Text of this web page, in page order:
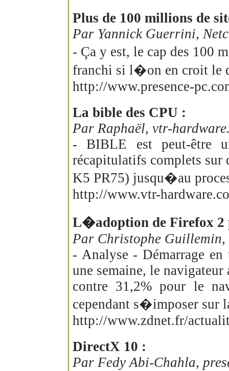
Plus de 100 millions de
Par Yannick Guerrini,
- Ça y est, le cap des 100
franchi si l�on en croit le
http://www.presence-
La bible des CPU :
Par Raphaël, vtr-
- BIBLE est peut-être
récapitulatifs complets sur
K5 PR75) jusqu�au
http://www.vtr-
L�adoption de Firefox 2
Par Christophe Guillemin,
- Analyse - Démarrage
une semaine, le navigateur
contre 31,2% pour le
cependant s�imposer sur
http://www.zdnet.fr/
DirectX 10 :
Par Fedy Abi-Chahla,